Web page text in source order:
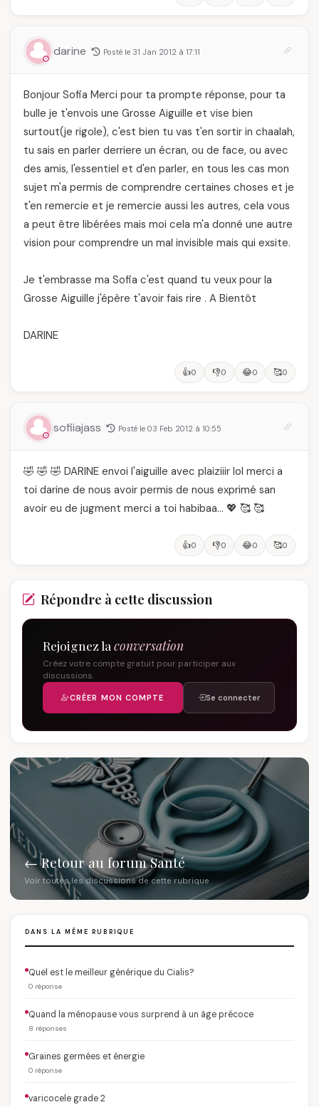
darine Posté le 31 Jan 2012 à 17:11
Bonjour Sofia Merci pour ta prompte réponse, pour ta
bulle je t'envois une Grosse Aiguille et vise bien
surtout(je rigole), c'est bien tu vas t'en sortir in chaalah,
tu sais en parler derriere un écran, ou de face, ou avec
des amis, l'essentiel et d'en parler, en tous les cas mon
sujet m'a permis de comprendre certaines choses et je
t'en remercie et je remercie aussi les autres, cela vous
a peut être libérées mais moi cela m'a donné une autre
vision pour comprendre un mal invisible mais qui exsite.
Je t'embrasse ma Sofia c'est quand tu veux pour la
Grosse Aiguille j'épère t'avoir fais rire . A Bientôt
DARINE
👍0 👎0 😂0 🥰0
sofiiajass Posté le 03 Feb 2012 à 10:55
🤣 🤣 🤣 DARINE envoi l'aiguille avec plaiziiir lol merci a
toi darine de nous avoir permis de nous exprimé san
avoir eu de jugment merci a toi habibaa… 💖 🥰 🥰
👍0 👎0 😂0 🥰0
Répondre à cette discussion
Rejoignez la conversation
Créez votre compte gratuit pour participer aux
discussions.
CRÉER MON COMPTE Se connecter
← Retour au forum Santé
Voir toutes les discussions de cette rubrique
DANS LA MÊME RUBRIQUE
Quel est le meilleur générique du Cialis?
0 réponse
Quand la ménopause vous surprend à un âge précoce
8 réponses
Graines germées et énergie
0 réponse
varicocele grade 2